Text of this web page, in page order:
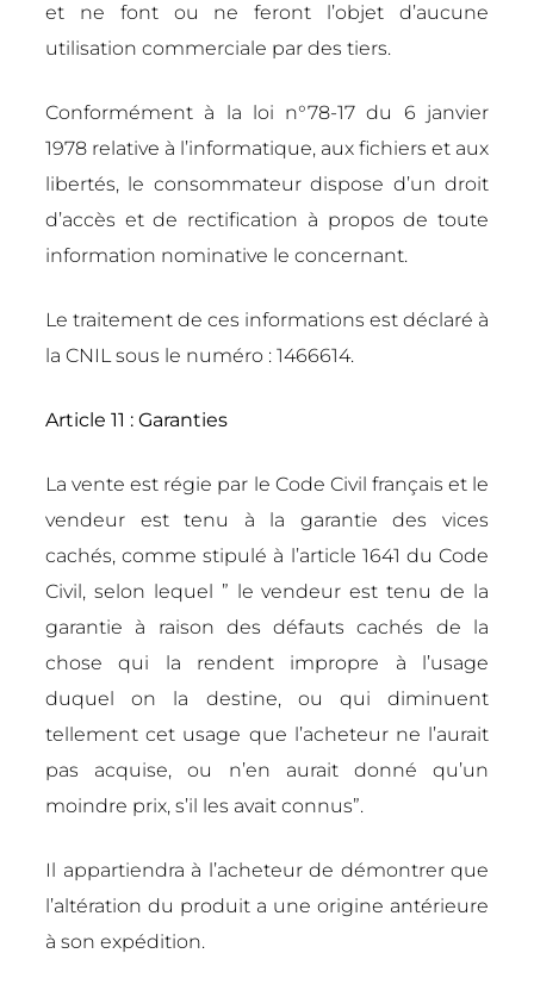
et ne font ou ne feront l’objet d’aucune
utilisation commerciale par des tiers.
Conformément à la loi n°78-17 du 6 janvier
1978 relative à l’informatique, aux fichiers et aux
libertés, le consommateur dispose d’un droit
d’accès et de rectification à propos de toute
information nominative le concernant.
Le traitement de ces informations est déclaré à
la CNIL sous le numéro : 1466614.
Article 11 : Garanties
La vente est régie par le Code Civil français et le
vendeur est tenu à la garantie des vices
cachés, comme stipulé à l’article 1641 du Code
Civil, selon lequel ” le vendeur est tenu de la
garantie à raison des défauts cachés de la
chose qui la rendent impropre à l’usage
duquel on la destine, ou qui diminuent
tellement cet usage que l’acheteur ne l’aurait
pas acquise, ou n’en aurait donné qu’un
moindre prix, s’il les avait connus”.
Il appartiendra à l’acheteur de démontrer que
l’altération du produit a une origine antérieure
à son expédition.